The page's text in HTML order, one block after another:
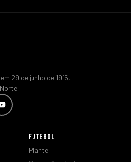
29 de junho de 1915,
FUTEBOL
Plantel